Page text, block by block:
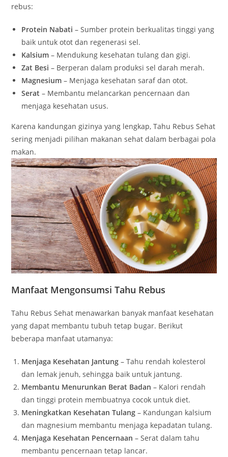
rebus:
Protein Nabati – Sumber protein berkualitas tinggi yang
baik untuk otot dan regenerasi sel.
Kalsium – Mendukung kesehatan tulang dan gigi.
Zat Besi – Berperan dalam produksi sel darah merah.
Magnesium – Menjaga kesehatan saraf dan otot.
Serat – Membantu melancarkan pencernaan dan
menjaga kesehatan usus.
Karena kandungan gizinya yang lengkap, Tahu Rebus Sehat
sering menjadi pilihan makanan sehat dalam berbagai pola
makan.
Manfaat Mengonsumsi Tahu Rebus
Tahu Rebus Sehat menawarkan banyak manfaat kesehatan
yang dapat membantu tubuh tetap bugar. Berikut
beberapa manfaat utamanya:
Menjaga Kesehatan Jantung – Tahu rendah kolesterol
dan lemak jenuh, sehingga baik untuk jantung.
Membantu Menurunkan Berat Badan – Kalori rendah
dan tinggi protein membuatnya cocok untuk diet.
Meningkatkan Kesehatan Tulang – Kandungan kalsium
dan magnesium membantu menjaga kepadatan tulang.
Menjaga Kesehatan Pencernaan – Serat dalam tahu
membantu pencernaan tetap lancar.